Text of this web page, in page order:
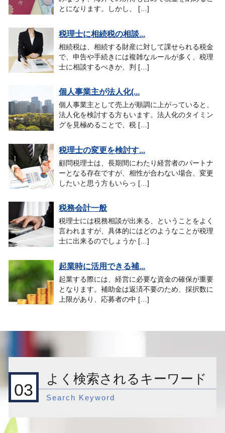
とになります。しかし、 […]
税理士に相続税の相談...
相続税は、相続する財産に対して課せられる税金
で、申告や手続きには複雑なルールが多く、税理
士に相談するべきか、判 […]
個人事業主が法人化(...
個人事業主として売上が順調に上がっていると、
法人化を検討する方もいます。法人化のタイミン
グを見極めることで、税 […]
税理士の変更を検討す...
顧問税理士は、長期間にわたり経営者のパートナ
ーとなる存在ですが、相性が合わない場合、変更
したいと思う方もいらっ […]
税務会計一般
税理士には税務相談が出来る、ということをよく
言われますが、具体的にはどのようなことが税理
士に出来るのでしょうか […]
起業時に活用できる補...
起業する際には、経営に必要な資金の確保が重要
となります。補助金は返済不要のため、採択数に
上限があり、応募者の中 […]
03
よく検索されるキーワード
Search Keyword